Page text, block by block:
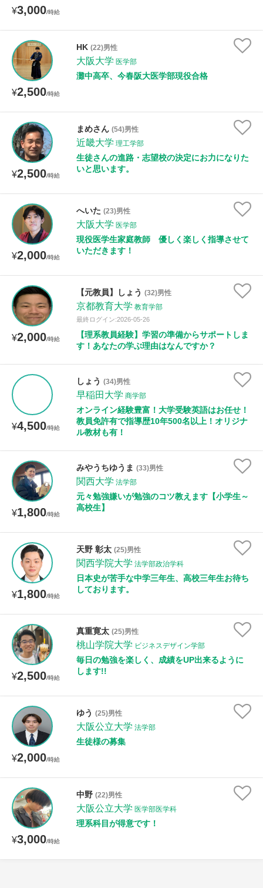
¥3,000/時給
¥2,500/時給
HK (22)男性
大阪大学 医学部
灘中高卒、今春阪大医学部現役合格
¥2,500/時給
まめさん (54)男性
近畿大学 理工学部
生徒さんの進路・志望校の決定にお力になりた
いと思います。
¥2,000/時給
へいた (23)男性
大阪大学 医学部
現役医学生家庭教師 優しく楽しく指導させて
いただきます！
¥2,000/時給
【元教員】しょう (32)男性
京都教育大学 教育学部
最終ログイン:2026-05-26
【理系教員経験】学習の準備からサポートしま
す！あなたの学ぶ理由はなんですか？
¥4,500/時給
しょう (34)男性
早稲田大学 商学部
オンライン経験豊富！大学受験英語はお任せ！
教員免許有で指導歴10年500名以上！オリジナ
ル教材も有！
¥1,800/時給
みやうちゆうま (33)男性
関西大学 法学部
元々勉強嫌いが勉強のコツ教えます【小学生～
高校生】
¥1,800/時給
天野 彰太 (25)男性
関西学院大学 法学部政治学科
日本史が苦手な中学三年生、高校三年生お待ち
しております。
¥2,500/時給
真重寛太 (25)男性
桃山学院大学 ビジネスデザイン学部
毎日の勉強を楽しく、成績をUP出来るように
します!!
¥2,000/時給
ゆう (25)男性
大阪公立大学 法学部
生徒様の募集
¥3,000/時給
中野 (22)男性
大阪公立大学 医学部医学科
理系科目が得意です！